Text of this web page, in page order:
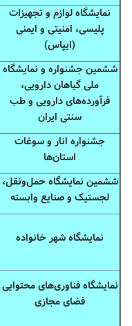
نمایشگاه لوازم و تجهیزات
پلیسی، امنیتی و ایمنی
(ایپاس)
ششمین جشنواره و نمایشگاه
ملی گیاهان دارویی،
فرآورده‌های دارویی و طب
سنتی ایران
جشنواره انار و سوغات
استان‌ها
ششمین نمایشگاه حمل‌ونقل،
لجستیک و صنایع وابسته
نمایشگاه شهر خانواده
نمایشگاه فناوری‌های محتوایی
فضای مجازی